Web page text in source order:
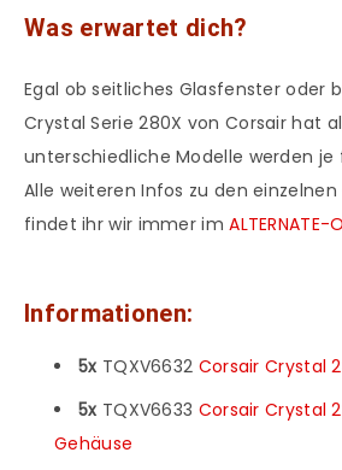
Was erwartet dich?
Egal ob seitliches Glasfenster oder
Crystal Serie 280X von Corsair hat
unterschiedliche Modelle werden
Alle weiteren Infos zu den
findet ihr wir immer im
Informationen:
5x TQXV6632 Corsair Crystal
5x TQXV6633 Corsair Crystal
Gehäuse